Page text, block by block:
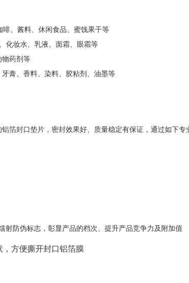
、酱料、休闲食品、蜜饯果干等
化妆水 乳液 面霜 眼霜等
物药剂等
膏、 香料、染料、胶粘剂、油墨等
箔封口垫片，密封效果好、质量稳定有保证，通过如下专
射防伪标志，彰显产品的档次、提升产品竞争力及附加值
，方便撕开封口铝箔膜